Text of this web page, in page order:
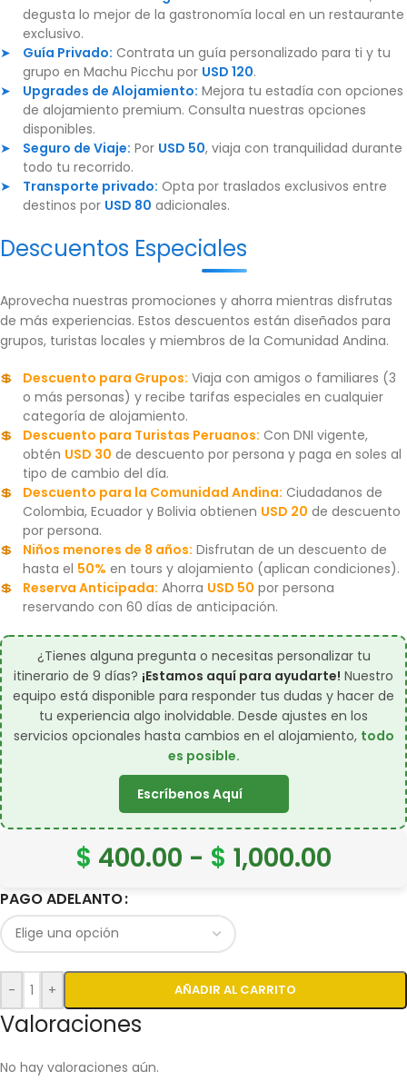
degusta lo mejor de la gastronomía local en un restaurante
exclusivo.
Guía Privado: Contrata un guía personalizado para ti y tu
grupo en Machu Picchu por USD 120.
Upgrades de Alojamiento: Mejora tu estadía con opciones
de alojamiento premium. Consulta nuestras opciones
disponibles.
Seguro de Viaje: Por USD 50, viaja con tranquilidad durante
todo tu recorrido.
Transporte privado: Opta por traslados exclusivos entre
destinos por USD 80 adicionales.
Descuentos Especiales
Aprovecha nuestras promociones y ahorra mientras disfrutas
de más experiencias. Estos descuentos están diseñados para
grupos, turistas locales y miembros de la Comunidad Andina.
Descuento para Grupos: Viaja con amigos o familiares (3
o más personas) y recibe tarifas especiales en cualquier
categoría de alojamiento.
Descuento para Turistas Peruanos: Con DNI vigente,
obtén USD 30 de descuento por persona y paga en soles al
tipo de cambio del día.
Descuento para la Comunidad Andina: Ciudadanos de
Colombia, Ecuador y Bolivia obtienen USD 20 de descuento
por persona.
Niños menores de 8 años: Disfrutan de un descuento de
hasta el 50% en tours y alojamiento (aplican condiciones).
Reserva Anticipada: Ahorra USD 50 por persona
reservando con 60 días de anticipación.
¿Tienes alguna pregunta o necesitas personalizar tu
itinerario de 9 días? ¡Estamos aquí para ayudarte! Nuestro
equipo está disponible para responder tus dudas y hacer de
tu experiencia algo inolvidable. Desde ajustes en los
servicios opcionales hasta cambios en el alojamiento, todo
es posible.
Escríbenos Aquí
$ 400.00 - $ 1,000.00
PAGO ADELANTO
- + AÑADIR AL CARRITO
Valoraciones
No hay valoraciones aún.